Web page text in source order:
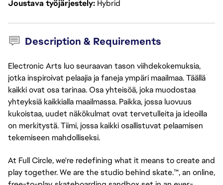
Joustava työjärjestely Hybrid
Description & Requirements
Electronic Arts luo seuraavan tason viihdekokemuksia,
jotka inspiroivat pelaajia ja faneja ympäri maailmaa. Täällä
kaikki ovat osa tarinaa. Osa yhteisöä, joka muodostaa
yhteyksiä kaikkialla maailmassa. Paikka, jossa luovuus
kukoistaa, uudet näkökulmat ovat tervetulleita ja ideoilla
on merkitystä. Tiimi, jossa kaikki osallistuvat pelaamisen
tekemiseen mahdolliseksi.
At Full Circle, we're redefining what it means to create and
play together. We are the studio behind skate.™, an online,